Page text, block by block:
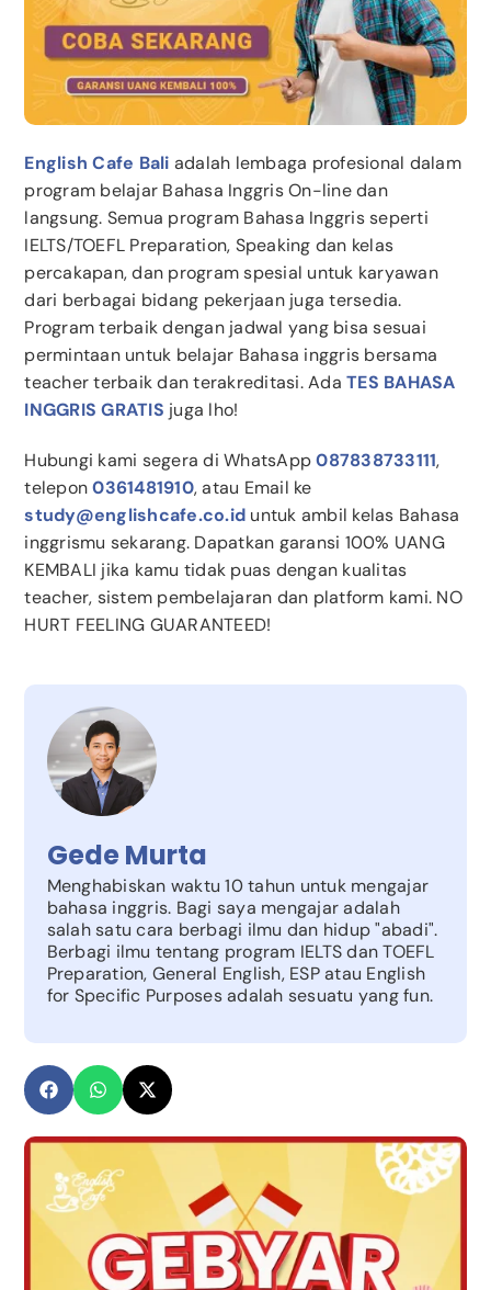
English Cafe Bali adalah lembaga profesional dalam
program belajar Bahasa Inggris On-line dan
langsung. Semua program Bahasa Inggris seperti
IELTS/TOEFL Preparation, Speaking dan kelas
percakapan, dan program spesial untuk karyawan
dari berbagai bidang pekerjaan juga tersedia.
Program terbaik dengan jadwal yang bisa sesuai
permintaan untuk belajar Bahasa inggris bersama
teacher terbaik dan terakreditasi. Ada TES BAHASA
INGGRIS GRATIS juga lho!
Hubungi kami segera di WhatsApp087838733111,
telepon0361481910, atau Email ke
study@englishcafe.co.id untuk ambil kelas Bahasa
inggrismu sekarang. Dapatkan garansi 100% UANG
KEMBALI jika kamu tidak puas dengan kualitas
teacher, sistem pembelajaran dan platform kami. NO
HURT FEELING GUARANTEED!
Gede Murta
Menghabiskan waktu 10 tahun untuk mengajar
bahasa inggris. Bagi saya mengajar adalah
salah satu cara berbagi ilmu dan hidup "abadi".
Berbagi ilmu tentang program IELTS dan TOEFL
Preparation, General English, ESP atau English
for Specific Purposes adalah sesuatu yang fun.